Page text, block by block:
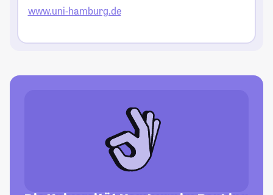
www.uni-hamburg.de